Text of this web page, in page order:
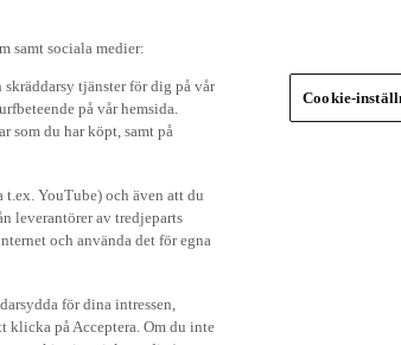
samt sociala medier:
tjänster för dig på vår
på vår hemsida.
som du har köpt, samt på
YouTube) och även att du
leverantörer av tredjeparts
och använda det för egna
för dina intressen,
klicka på Acceptera. Om du inte
Cookie-